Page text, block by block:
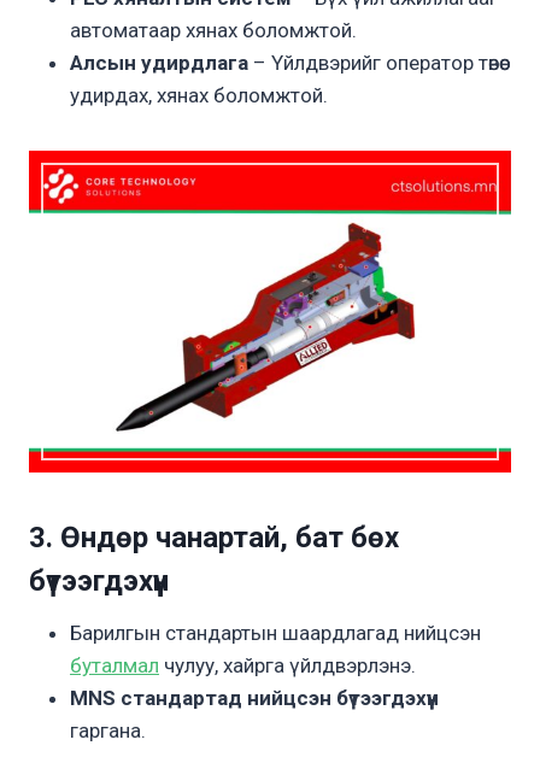
автоматаар хянах боломжтой.
Алсын удирдлага – Үйлдвэрийг оператор төвөөс
удирдах, хянах боломжтой.
3. Өндөр чанартай, бат бөх
бүтээгдэхүүн
Барилгын стандартын шаардлагад нийцсэн
буталмал чулуу, хайрга үйлдвэрлэнэ.
MNS стандартад нийцсэн бүтээгдэхүүн
гаргана.